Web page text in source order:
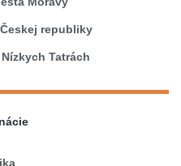
republiky
Tatrách